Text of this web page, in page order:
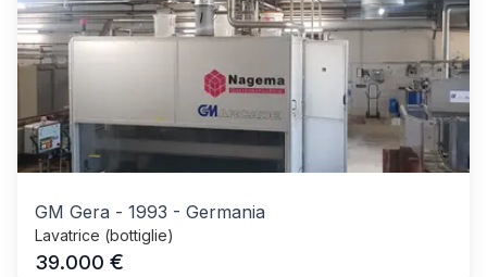
GM Gera - 1993 - Germania
Lavatrice (bottiglie)
39.000 €